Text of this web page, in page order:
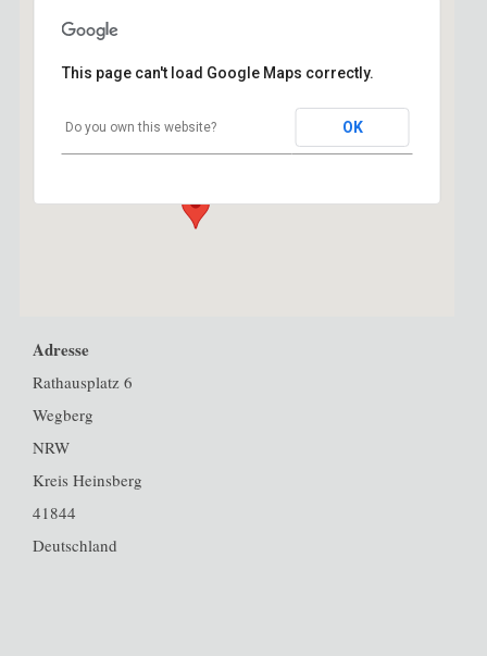
Rathausplatz 6 - Wegberg
This page can't load Google Maps correctly.
Do you own this website? OK
Adresse
Rathausplatz 6
Wegberg
NRW
Kreis Heinsberg
41844
Deutschland